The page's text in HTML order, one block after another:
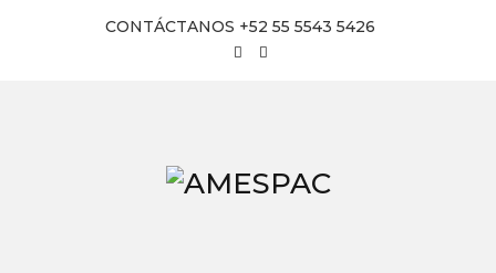
CONTÁCTANOS +52 55 5543 5426